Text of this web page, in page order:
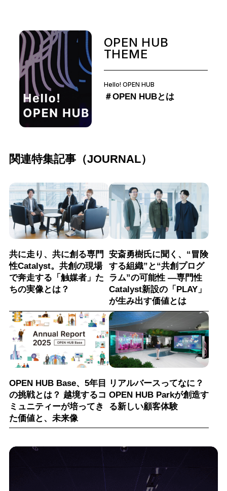
OPEN HUB
THEME
Hello! OPEN HUB
＃OPEN HUBとは
関連特集記事（JOURNAL）
共に走り、共に創る専門
性Catalyst。共創の現場
で奔走する「触媒者」た
ちの実像とは？
安斎勇樹氏に聞く、“冒険
する組織”と“共創プログ
ラム”の可能性 ―専門性
Catalyst新設の「PLAY」
が生み出す価値とは
OPEN HUB Base、5年目
の挑戦とは？ 越境するコ
ミュニティーが培ってき
た価値と、未来像
リアルバースってなに？
OPEN HUB Parkが創造す
る新しい顧客体験